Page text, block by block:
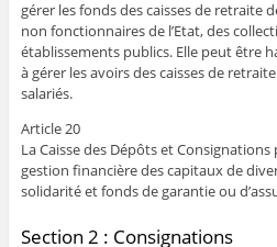
gérer les fonds des caisses de retraite
non fonctionnaires de l’Etat, des
établissements publics. Elle peut être
à gérer les avoirs des caisses de
salariés.
Article 20
La Caisse des Dépôts et
gestion financière des capitaux de
solidarité et fonds de garantie ou
Section 2 : Consignations